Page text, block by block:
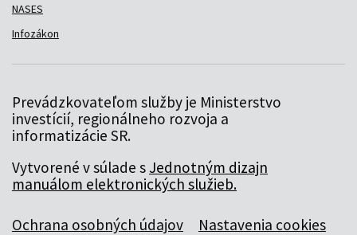
NASES
Infozákon
Prevádzkovateľom služby je Ministerstvo
investícií, regionálneho rozvoja a
informatizácie SR.
Vytvorené v súlade s Jednotným dizajn
manuálom elektronických služieb.
Ochrana osobných údajov
Nastavenia cookies